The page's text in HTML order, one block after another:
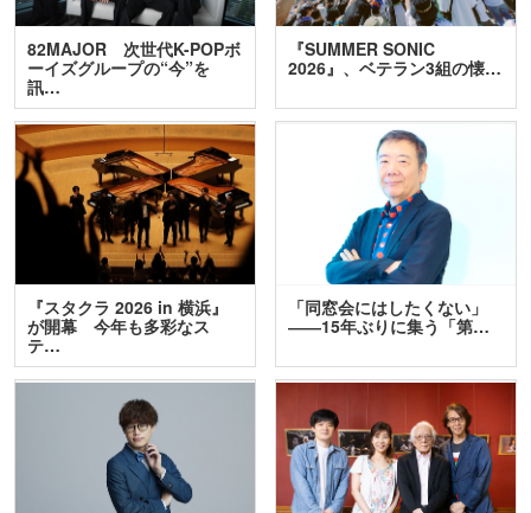
82MAJOR 次世代K-POPボ
ーイズグループの“今”を
訊…
『SUMMER SONIC
2026』、ベテラン3組の懐…
『スタクラ 2026 in 横浜』
が開幕 今年も多彩なス
テ…
「同窓会にはしたくない」
――15年ぶりに集う「第…